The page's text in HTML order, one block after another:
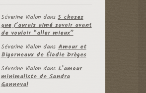
Séverine Vialondans5 choses
que j’aurais aimé savoir avant
de vouloir “aller mieux”
Séverine VialondansAmour et
Bigorneaux de Élodie Drèges
Séverine VialondansL’amour
minimaliste de Sandra
Ganneval